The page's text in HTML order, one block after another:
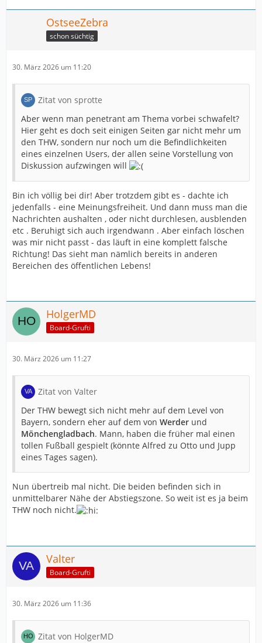
OstseeZebra
schon süchtig
30. März 2026 um 11:20
Zitat von sprotte
Aber wenn man penetrant am Thema vorbei schwafelt?
Hier geht es doch seit einigen Seiten gar nicht mehr um
den THW, sondern nur noch um die Befindlichkeiten
eines einzelnen Users, der allen seine Vorstellung von
Diskussion aufzwingen will
Bin ich völlig bei dir! Aber trotzdem gibt es - dachte ich
jedenfalls - eine Meinungsfreiheit. Und dann muss man die
Nachrichten aushalten , oder nicht durchlesen, ausblenden
etc . Beruhigt sich auch irgendwann . Aber einfach löschen
was mir nicht passt - das läuft in eine komplett falsche
Richtung! Das sieht man nämlich bereits in anderen
Bereichen des öffentlichen Lebens!
HolgerMD
Board-Grufti
30. März 2026 um 11:27
Zitat von Valter
Der THW bewegt sich nicht mehr auf dem Level von
Bayern, sondern eher auf dem von Werder und
Mönchengladbach. Mann, haben die früher mal einen
tollen Fußball gespielt (könnte Alfred zu Otto und Jupp
eines Tages sagen).
Nun übertreib mal nicht. Die beiden befinden sich in
unmittelbarer Nähe der Abstiegszone. So weit ist es ja beim
THW noch nicht.
Valter
Board-Grufti
30. März 2026 um 11:36
Zitat von HolgerMD